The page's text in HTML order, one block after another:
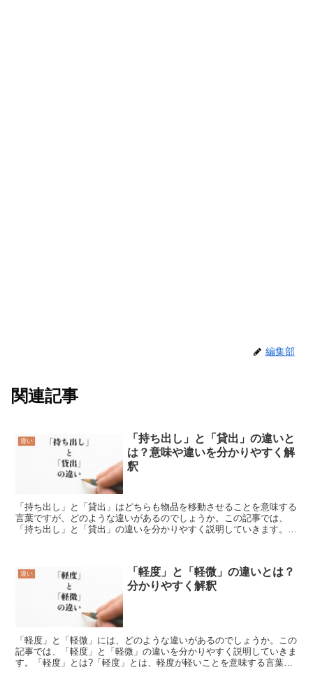
編集部
関連記事
違い
「持ち出し」と「貸出」の違いと
は？意味や違いを分かりやすく解
釈
「持ち出し」と「貸出」はどちらも物品を移動させることを意味する
言葉ですが、どのような違いがあるのでしょうか。この記事では、
「持ち出し」と「貸出」の違いを分かりやすく説明していきます。
違い
「軽度」と「軽微」の違いとは？
分かりやすく解釈
「軽度」と「軽微」には、どのような違いがあるのでしょうか。この
記事では、「軽度」と「軽微」の違いを分かりやすく説明していきま
す。「軽度」とは?「軽度」とは、軽度が軽いことを意味する言葉に